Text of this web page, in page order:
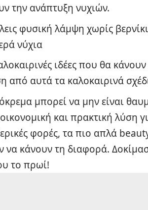
την ανάπτυξη νυχιών.
φυσική λάμψη χωρίς
νύχια
ιδέες που θα
από αυτά τα καλοκαιρινά
μπορεί να μην είναι
και πρακτική λύση
φορές, τα πιο απλά
να κάνουν τη διαφορά.
το πρωί!